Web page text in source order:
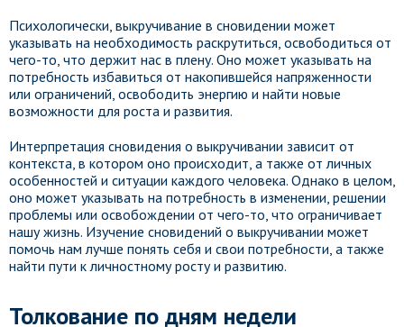
Психологически, выкручивание в сновидении может
указывать на необходимость раскрутиться, освободиться от
чего-то, что держит нас в плену. Оно может указывать на
потребность избавиться от накопившейся напряженности
или ограничений, освободить энергию и найти новые
возможности для роста и развития.
Интерпретация сновидения о выкручивании зависит от
контекста, в котором оно происходит, а также от личных
особенностей и ситуации каждого человека. Однако в целом,
оно может указывать на потребность в изменении, решении
проблемы или освобождении от чего-то, что ограничивает
нашу жизнь. Изучение сновидений о выкручивании может
помочь нам лучше понять себя и свои потребности, а также
найти пути к личностному росту и развитию.
Толкование по дням недели